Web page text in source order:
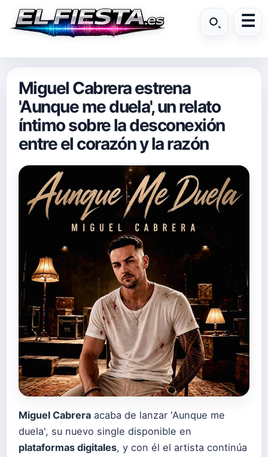
Miguel Cabrera estrena
'Aunque me duela', un relato
íntimo sobre la desconexión
entre el corazón y la razón
Miguel Cabrera acaba de lanzar 'Aunque me
duela', su nuevo single disponible en
plataformas digitales, y con él el artista continúa